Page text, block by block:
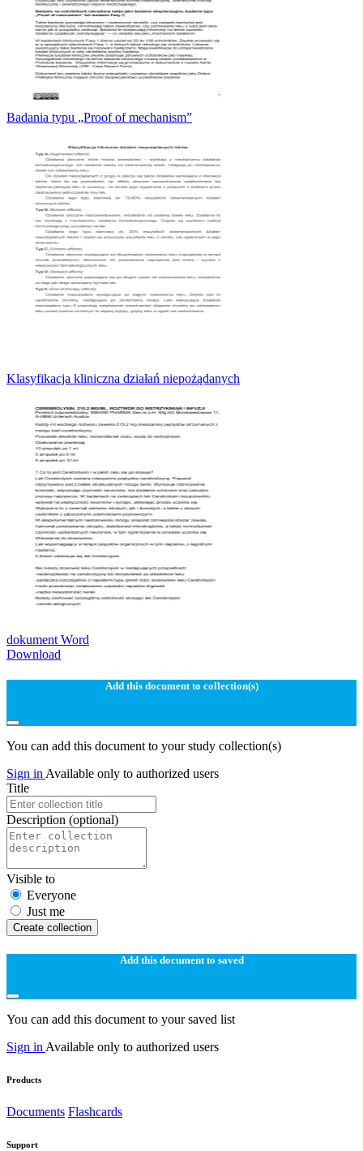
Badania typu „Proof of mechanism”
Klasyfikacja kliniczna działań niepożądanych
dokument Word
Download
Add this document to collection(s)
You can add this document to your study collection(s)
Sign in Available only to authorized users
Title
Description (optional)
Visible to
Everyone
Just me
Create collection
Add this document to saved
You can add this document to your saved list
Sign in Available only to authorized users
Products
Documents Flashcards
Support